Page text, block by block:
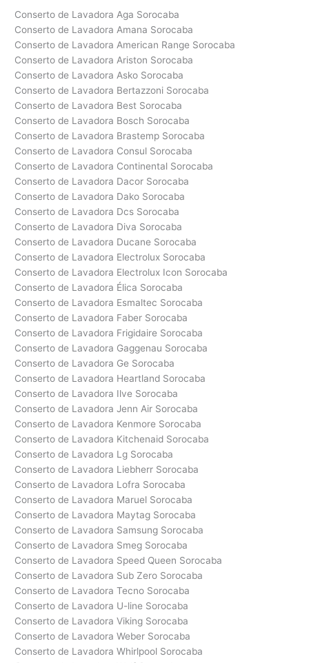
Conserto de Lavadora Aga Sorocaba
Conserto de Lavadora Amana Sorocaba
Conserto de Lavadora American Range Sorocaba
Conserto de Lavadora Ariston Sorocaba
Conserto de Lavadora Asko Sorocaba
Conserto de Lavadora Bertazzoni Sorocaba
Conserto de Lavadora Best Sorocaba
Conserto de Lavadora Bosch Sorocaba
Conserto de Lavadora Brastemp Sorocaba
Conserto de Lavadora Consul Sorocaba
Conserto de Lavadora Continental Sorocaba
Conserto de Lavadora Dacor Sorocaba
Conserto de Lavadora Dako Sorocaba
Conserto de Lavadora Dcs Sorocaba
Conserto de Lavadora Diva Sorocaba
Conserto de Lavadora Ducane Sorocaba
Conserto de Lavadora Electrolux Sorocaba
Conserto de Lavadora Electrolux Icon Sorocaba
Conserto de Lavadora Élica Sorocaba
Conserto de Lavadora Esmaltec Sorocaba
Conserto de Lavadora Faber Sorocaba
Conserto de Lavadora Frigidaire Sorocaba
Conserto de Lavadora Gaggenau Sorocaba
Conserto de Lavadora Ge Sorocaba
Conserto de Lavadora Heartland Sorocaba
Conserto de Lavadora Ilve Sorocaba
Conserto de Lavadora Jenn Air Sorocaba
Conserto de Lavadora Kenmore Sorocaba
Conserto de Lavadora Kitchenaid Sorocaba
Conserto de Lavadora Lg Sorocaba
Conserto de Lavadora Liebherr Sorocaba
Conserto de Lavadora Lofra Sorocaba
Conserto de Lavadora Maruel Sorocaba
Conserto de Lavadora Maytag Sorocaba
Conserto de Lavadora Samsung Sorocaba
Conserto de Lavadora Smeg Sorocaba
Conserto de Lavadora Speed Queen Sorocaba
Conserto de Lavadora Sub Zero Sorocaba
Conserto de Lavadora Tecno Sorocaba
Conserto de Lavadora U-line Sorocaba
Conserto de Lavadora Viking Sorocaba
Conserto de Lavadora Weber Sorocaba
Conserto de Lavadora Whirlpool Sorocaba